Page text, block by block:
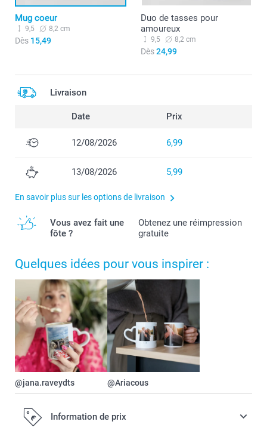
Mug coeur
9,5 8,2 cm
Dès 15,49
Duo de tasses pour
amoureux
9,5 8,2 cm
Dès24,99
Livraison
Date Prix
12/08/2026 6,99
13/08/2026 5,99
En savoir plus sur les options de livraison
Vous avez fait une
fôte ?
Obtenez une réimpression
gratuite
Quelques idées pour vous inspirer :
@jana.raveydts @Ariacous
Information de prix